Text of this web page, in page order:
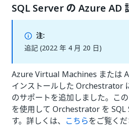
SQL Server の Azure AD
注:
追記 (2022 年 4 月 20 日)
Azure Virtual Machines または
インストールした Orchestrator
のサポートを追加しました。こ
を使用して Orchestrator を SQL
す。詳しくは、 こちらをご覧くだ